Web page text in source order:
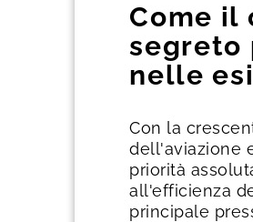
Come il
segreto
nelle
Con la
dell'aviazione
priorità
all'efficienza
principale